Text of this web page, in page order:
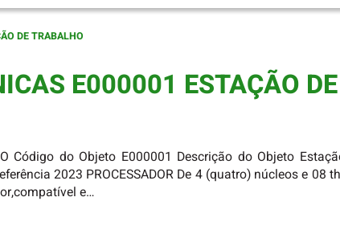
DE TRABALHO
E000001 ESTAÇÃO
Código do Objeto E000001 Descrição do Objeto
2023 PROCESSADOR De 4 (quatro) núcleos e 08
e…